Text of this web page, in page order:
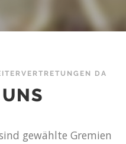
DA
gewählte Gremien